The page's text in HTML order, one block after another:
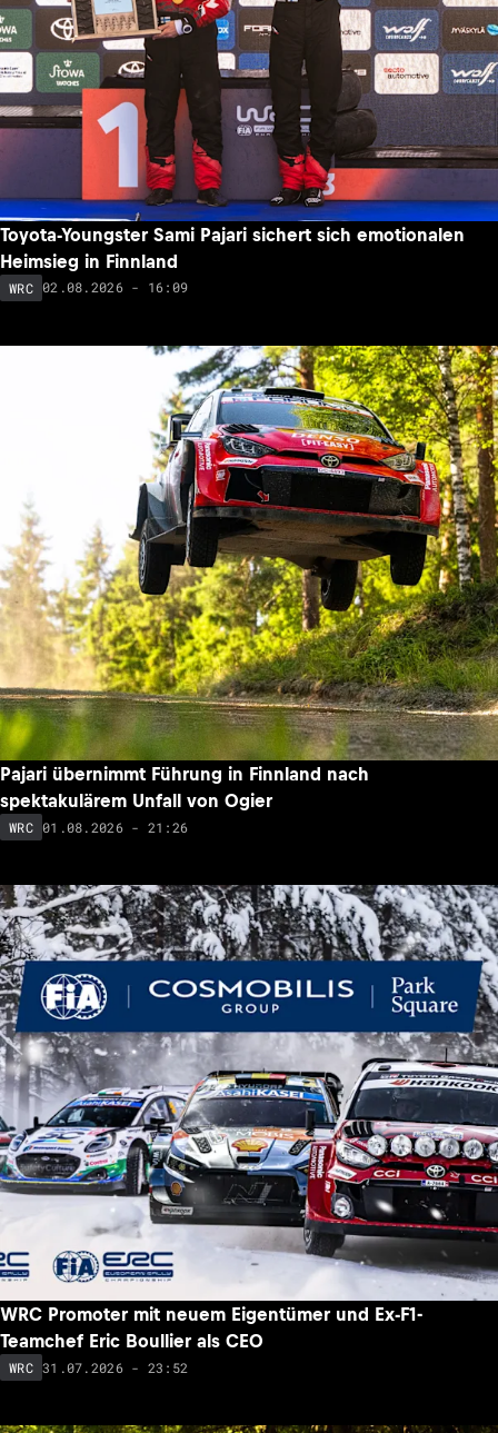
Toyota-Youngster Sami Pajari sichert sich emotionalen
Heimsieg in Finnland
WRC 02.08.2026 - 16:09
Pajari übernimmt Führung in Finnland nach
spektakulärem Unfall von Ogier
WRC 01.08.2026 - 21:26
WRC Promoter mit neuem Eigentümer und Ex-F1-
Teamchef Eric Boullier als CEO
WRC 31.07.2026 - 23:52